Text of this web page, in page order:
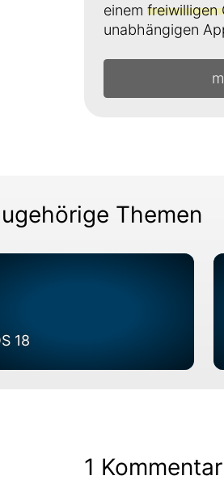
einem freiwilligen
unabhängigen
Themen
18
1 Kommentar